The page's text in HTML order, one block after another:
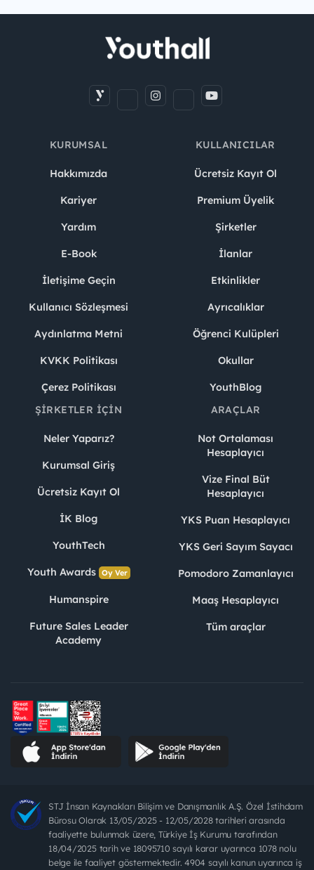
KURUMSAL
Hakkımızda
Kariyer
Yardım
E-Book
İletişime Geçin
Kullanıcı Sözleşmesi
Aydınlatma Metni
KVKK Politikası
Çerez Politikası
KULLANICILAR
Ücretsiz Kayıt Ol
Premium Üyelik
Şirketler
İlanlar
Etkinlikler
Ayrıcalıklar
Öğrenci Kulüpleri
Okullar
YouthBlog
ŞIRKETLER İÇIN
Neler Yaparız?
Kurumsal Giriş
Ücretsiz Kayıt Ol
İK Blog
YouthTech
Youth Awards Oy Ver
Humanspire
Future Sales Leader
Academy
ARAÇLAR
Not Ortalaması
Hesaplayıcı
Vize Final Büt
Hesaplayıcı
YKS Puan Hesaplayıcı
YKS Geri Sayım Sayacı
Pomodoro Zamanlayıcı
Maaş Hesaplayıcı
Tüm araçlar
STJ İnsan Kaynakları Bilişim ve Danışmanlık A.Ş. Özel İstihdam
Bürosu Olarak 13/05/2025 - 12/05/2028 tarihleri arasında
faaliyette bulunmak üzere, Türkiye İş Kurumu tarafından
18/04/2025 tarih ve 18095710 sayılı karar uyarınca 1078 nolu
belge ile faaliyet göstermektedir. 4904 sayılı kanun uyarınca iş